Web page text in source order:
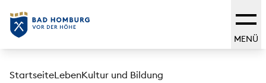
MENÜ
StartseiteLebenKultur und Bildung